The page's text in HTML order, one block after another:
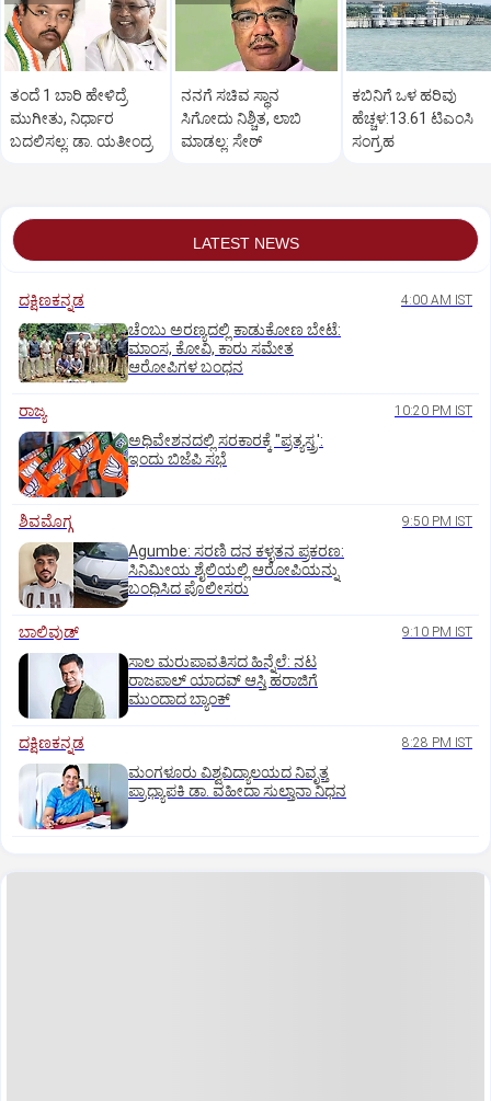
ತಂದೆ 1 ಬಾರಿ ಹೇಳಿದ್ರೆ
ಮುಗೀತು, ನಿರ್ಧಾರ
ಬದಲಿಸಲ್ಲ: ಡಾ. ಯತೀಂದ್ರ
ನನಗೆ ಸಚಿವ ಸ್ಥಾನ
ಸಿಗೋದು ನಿಶ್ಚಿತ, ಲಾಬಿ
ಮಾಡಲ್ಲ: ಸೇಠ್‌
ಕಬಿನಿಗೆ ಒಳ ಹರಿವು
ಹೆಚ್ಚಳ:13.61 ಟಿಎಂಸಿ
ಸಂಗ್ರಹ
LATEST NEWS
ದಕ್ಷಿಣಕನ್ನಡ 4:00 AM IST
ಚೆಂಬು ಅರಣ್ಯದಲ್ಲಿ ಕಾಡುಕೋಣ ಬೇಟೆ:
ಮಾಂಸ, ಕೋವಿ, ಕಾರು ಸಮೇತ
ಆರೋಪಿಗಳ ಬಂಧನ
ರಾಜ್ಯ 10:20 PM IST
ಅಧಿವೇಶನದಲ್ಲಿ ಸರಕಾರಕ್ಕೆ "ಪ್ರತ್ಯಸ್ತ್ರ':
ಇಂದು ಬಿಜೆಪಿ ಸಭೆ
ಶಿವಮೊಗ್ಗ 9:50 PM IST
Agumbe: ಸರಣಿ ದನ ಕಳ್ಳತನ ಪ್ರಕರಣ:
ಸಿನಿಮೀಯ ಶೈಲಿಯಲ್ಲಿ ಆರೋಪಿಯನ್ನು
ಬಂಧಿಸಿದ ಪೊಲೀಸರು
ಬಾಲಿವುಡ್‌ 9:10 PM IST
ಸಾಲ ಮರುಪಾವತಿಸದ ಹಿನ್ನೆಲೆ: ನಟ
ರಾಜಪಾಲ್ ಯಾದವ್‌ ಆಸ್ತಿ ಹರಾಜಿಗೆ
ಮುಂದಾದ ಬ್ಯಾಂಕ್
ದಕ್ಷಿಣಕನ್ನಡ 8:28 PM IST
ಮಂಗಳೂರು ವಿಶ್ವವಿದ್ಯಾಲಯದ ನಿವೃತ್ತ
ಪ್ರಾಧ್ಯಾಪಕಿ ಡಾ. ವಹೀದಾ ಸುಲ್ತಾನಾ ನಿಧನ